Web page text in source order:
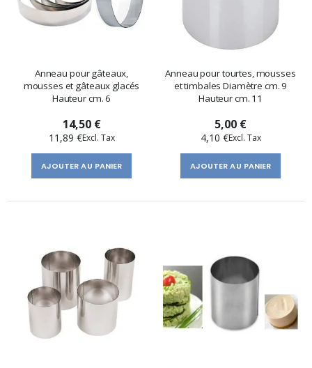
Anneau pour gâteaux,
mousses et gâteaux glacés
Hauteur cm. 6
14,50 €
11,89 €
AJOUTER AU PANIER
Anneau pour tourtes, mousses
et timbales Diamètre cm. 9
Hauteur cm. 11
5,00 €
4,10 €
AJOUTER AU PANIER